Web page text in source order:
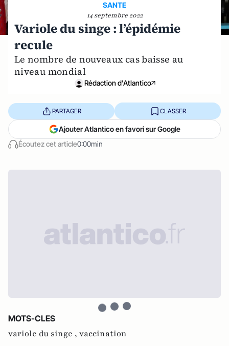
SANTE
14 septembre 2022
Variole du singe : l’épidémie
recule
Le nombre de nouveaux cas baisse au
niveau mondial
Rédaction d'Atlantico
Écoutez cet article0:00min
PARTAGER CLASSER
Ajouter Atlantico en favori sur Google
MOTS-CLES
variole du singe , vaccination